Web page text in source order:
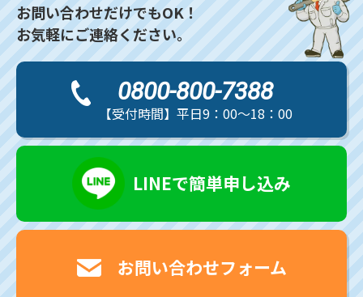
お問い合わせだけでもOK！
お気軽にご連絡ください。
0800-800-7388
【受付時間】平日9：00～18：00
LINEで簡単申し込み
お問い合わせフォーム